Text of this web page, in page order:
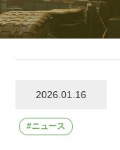
2026.01.16
ニュース